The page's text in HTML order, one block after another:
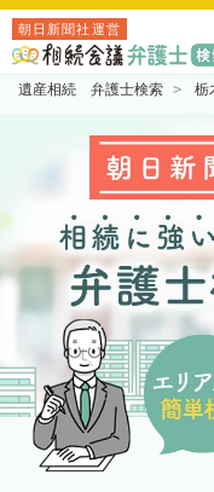
朝日新聞社運営
遺産相続 弁護士検索 栃